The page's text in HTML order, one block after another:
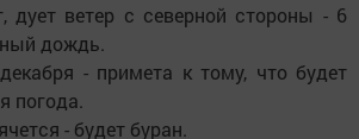
дует ветер с северной стороны - 6
дождь.
- примета к тому, что будет
погода.
- будет буран.